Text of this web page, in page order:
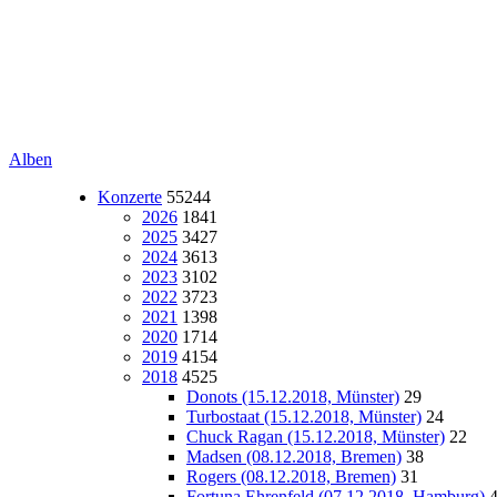
Alben
Konzerte 55244
2026 1841
2025 3427
2024 3613
2023 3102
2022 3723
2021 1398
2020 1714
2019 4154
2018 4525
Donots (15.12.2018, Münster) 29
Turbostaat (15.12.2018, Münster) 24
Chuck Ragan (15.12.2018, Münster) 22
Madsen (08.12.2018, Bremen) 38
Rogers (08.12.2018, Bremen) 31